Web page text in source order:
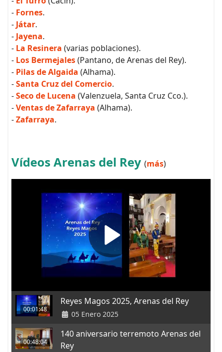
- Fornes.
- Játar.
- Jayena.
- La Resinera (varias poblaciones).
- Los Bermejales(Pantano, de Arenas del Rey).
- Pilas de Algaida (Alhama).
-Santa Cruz del Comercio.
-Seco de Lucena (Valenzuela, Santa Cruz Cco.).
-Ventas de Zafarraya (Alhama).
-Zafarraya.
Vídeos Arenas del Rey (más)
00:01:48
Reyes Magos 2025, Arenas del Rey
05 Enero 2025
00:48:04
140 aniversario terremoto Arenas del
Rey